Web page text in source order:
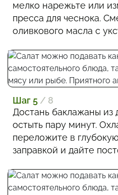
мелко нарежьте или
пресса для чеснока.
оливкового масла с
Шаг 5 / 8
Достань баклажаны из
остыть пару минут.
переложите в
заправкой и дайте